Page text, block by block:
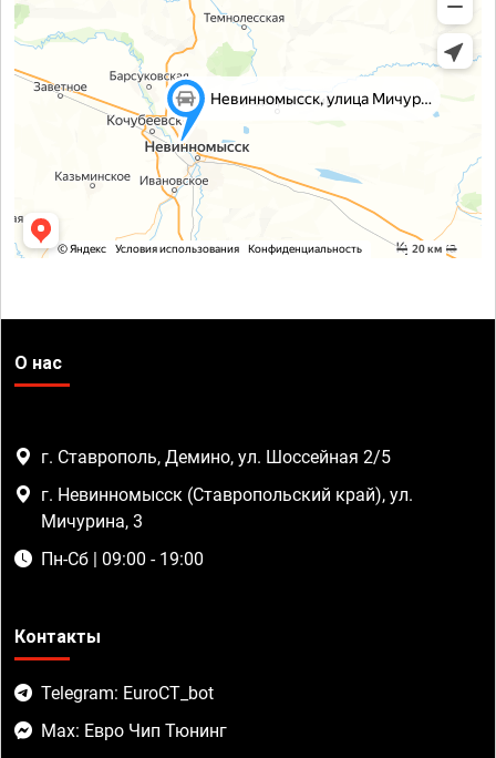
О нас
г. Ставрополь, Демино, ул. Шоссейная 2/5
г. Невинномысск (Ставропольский край), ул.
Мичурина, 3
Пн-Сб | 09:00 - 19:00
Контакты
Telegram: EuroCT_bot
Max: Евро Чип Тюнинг